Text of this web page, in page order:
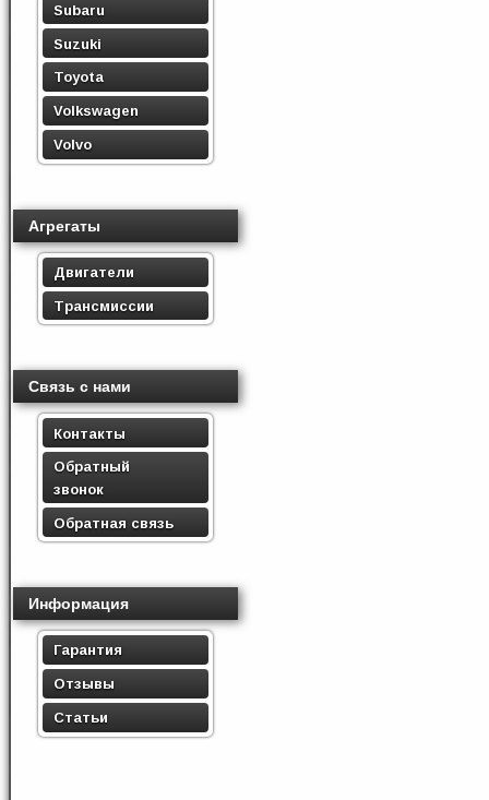
Subaru
Suzuki
Toyota
Volkswagen
Volvo
Агрегаты
Двигатели
Трансмиссии
Связь с нами
Контакты
Обратный
звонок
Обратная связь
Информация
Гарантия
Отзывы
Статьи